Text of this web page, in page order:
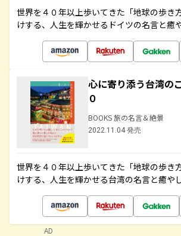
世界を４０年以上歩いてきた「地球の歩き
けする、人生を輝かせるドイツの名言と癒
心に寄り添う台湾の
０
BOOKS 旅の名言＆絶景
2022.11.04 発売
世界を４０年以上歩いてきた「地球の歩き
けする、人生を輝かせる台湾の名言と癒や
AD